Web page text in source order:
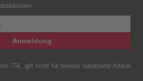
Anmeldung
75€, gilt nicht für bereits rabattierte Artikel